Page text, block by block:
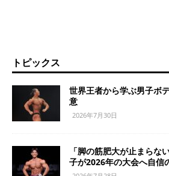
トピックス
世界王者から学ぶ男子ボ
意
2026年7月30日
「脚の筋肥大が止まらな
子が2026年の大会へ自信